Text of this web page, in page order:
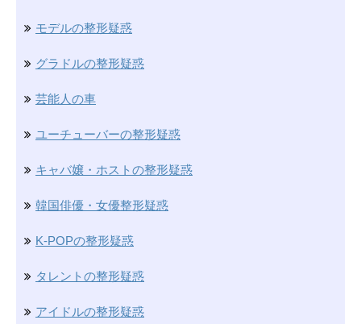
モデルの整形疑惑
グラドルの整形疑惑
芸能人の車
ユーチューバーの整形疑惑
キャバ嬢・ホストの整形疑惑
韓国俳優・女優整形疑惑
K-POPの整形疑惑
タレントの整形疑惑
アイドルの整形疑惑